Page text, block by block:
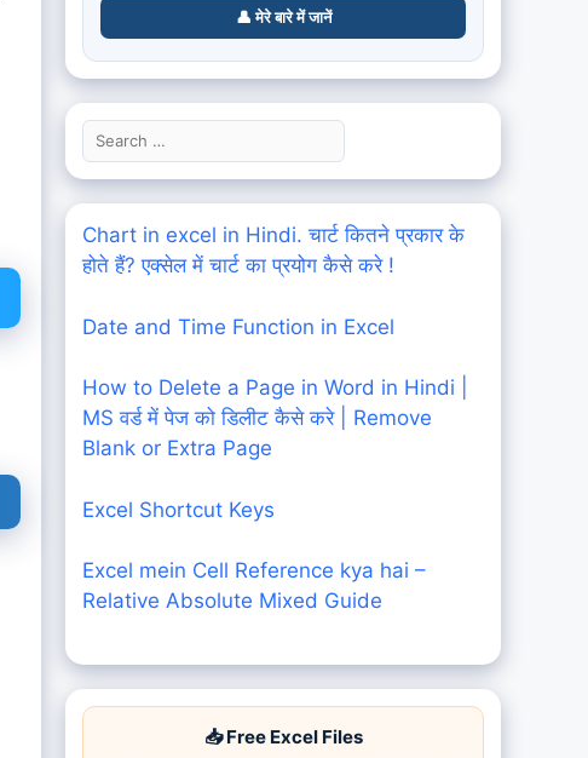
👤 मेरे बारे में जानें
Search
for:
Chart in excel in Hindi. चार्ट कितने प्रकार के
होते हैं? एक्सेल में चार्ट का प्रयोग कैसे करे !
Date and Time Function in Excel
How to Delete a Page in Word in Hindi |
MS वर्ड में पेज को डिलीट कैसे करे | Remove
Blank or Extra Page
Excel Shortcut Keys
Excel mein Cell Reference kya hai –
Relative Absolute Mixed Guide
📥 Free Excel Files